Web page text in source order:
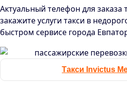
Актуальный телефон для заказа
закажите услуги такси в
быстром сервисе города
Такси Invictus